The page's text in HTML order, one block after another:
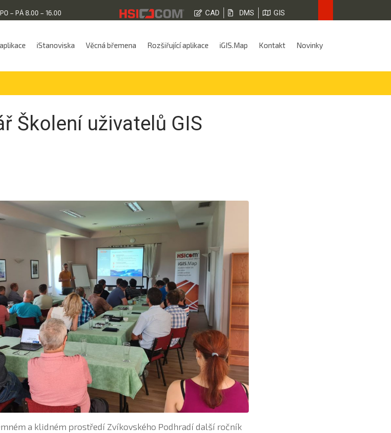
PO – PÁ 8.00 – 16.00 CAD DMS GIS
iStanoviska Věcná břemena Rozšiřující aplikace iGIS.Map Kontakt Novinky
Školení uživatelů GIS
a klidném prostředí Zvíkovského Podhradí další ročník